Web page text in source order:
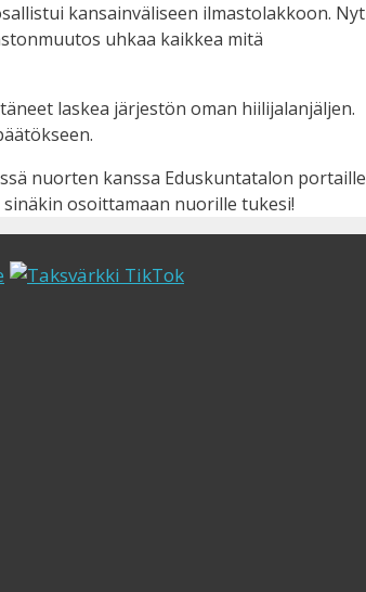
kansainväliseen ilmastolakkoon. Nyt
uhkaa kaikkea mitä
laskea järjestön oman hiilijalanjäljen.
nuorten kanssa Eduskuntatalon portaille
osoittamaan nuorille tukesi!